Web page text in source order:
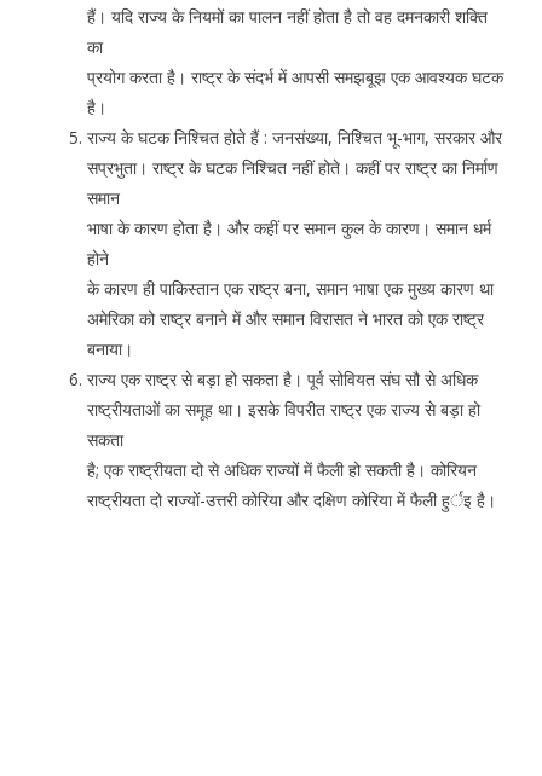
हैं। यदि राज्य के नियमों का पालन नहीं होता है तो वह दमनकारी शक्ति
का
प्रयोग करता है। राष्ट्र के संदर्भ में आपसी समझबूझ एक आवश्यक घटक
है।
राज्य के घटक निश्चित होते हैं : जनसंख्या, निश्चित भू-भाग, सरकार और
सप्रभुता। राष्ट्र के घटक निश्चित नहीं होते। कहीं पर राष्ट्र का निर्माण
समान
भाषा के कारण होता है। और कहीं पर समान कुल के कारण। समान धर्म
होने
के कारण ही पाकिस्तान एक राष्ट्र बना, समान भाषा एक मुख्य कारण था
अमेरिका को राष्ट्र बनाने में और समान विरासत ने भारत को एक राष्ट्र
बनाया।
राज्य एक राष्ट्र से बड़ा हो सकता है। पूर्व सोवियत संघ सौ से अधिक
राष्ट्रीयताओं का समूह था। इसके विपरीत राष्ट्र एक राज्य से बड़ा हो
सकता
है; एक राष्ट्रीयता दो से अधिक राज्यों में फैली हो सकती है। कोरियन
राष्ट्रीयता दो राज्यों-उत्तरी कोरिया और दक्षिण कोरिया में फैली हुर्इ है।